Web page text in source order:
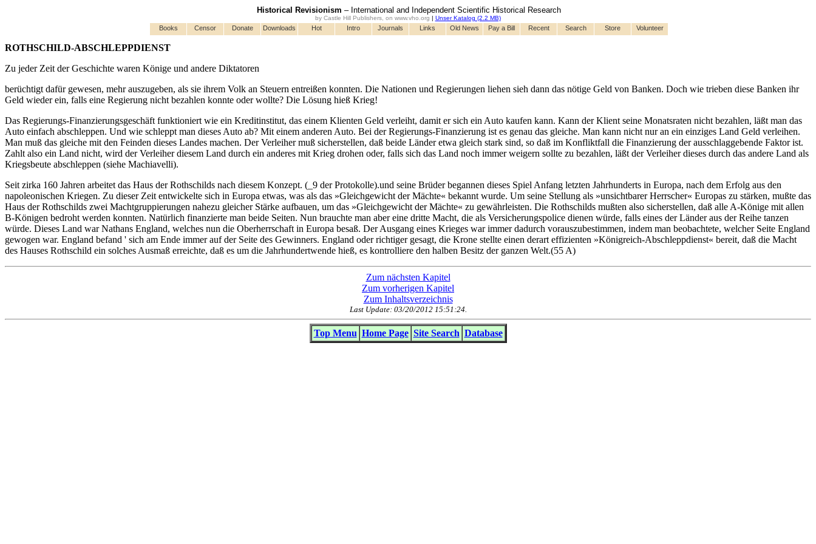
Historical Revisionism – International and Independent Scientific Historical Research
by Castle Hill Publishers, on www.vho.org | Unser Katalog (2.2 MB)
ROTHSCHILD-ABSCHLEPPDIENST
Zu jeder Zeit der Geschichte waren Könige und andere Diktatoren
berüchtigt dafür gewesen, mehr auszugeben, als sie ihrem Volk an Steuern entreißen konnten. Die Nationen und Regierungen liehen sieh dann das nötige Geld von Banken. Doch wie trieben diese Banken ihr
Geld wieder ein, falls eine Regierung nicht bezahlen konnte oder wollte? Die Lösung hieß Krieg!
Das Regierungs-Finanzierungsgeschäft funktioniert wie ein Kreditinstitut, das einem Klienten Geld verleiht, damit er sich ein Auto kaufen kann. Kann der Klient seine Monatsraten nicht bezahlen, läßt man das
Auto einfach abschleppen. Und wie schleppt man dieses Auto ab? Mit einem anderen Auto. Bei der Regierungs-Finanzierung ist es genau das gleiche. Man kann nicht nur an ein einziges Land Geld verleihen.
Man muß das gleiche mit den Feinden dieses Landes machen. Der Verleiher muß sicherstellen, daß beide Länder etwa gleich stark sind, so daß im Konfliktfall die Finanzierung der ausschlaggebende Faktor ist.
Zahlt also ein Land nicht, wird der Verleiher diesem Land durch ein anderes mit Krieg drohen oder, falls sich das Land noch immer weigern sollte zu bezahlen, läßt der Verleiher dieses durch das andere Land als
Kriegsbeute abschleppen (siehe Machiavelli).
Seit zirka 160 Jahren arbeitet das Haus der Rothschilds nach diesem Konzept. (_9 der Protokolle).und seine Brüder begannen dieses Spiel Anfang letzten Jahrhunderts in Europa, nach dem Erfolg aus den
napoleonischen Kriegen. Zu dieser Zeit entwickelte sich in Europa etwas, was als das »Gleichgewicht der Mächte« bekannt wurde. Um seine Stellung als »unsichtbarer Herrscher« Europas zu stärken, mußte das
Haus der Rothschilds zwei Machtgruppierungen nahezu gleicher Stärke aufbauen, um das »Gleichgewicht der Mächte« zu gewährleisten. Die Rothschilds mußten also sicherstellen, daß alle A-Könige mit allen
B-Königen bedroht werden konnten. Natürlich finanzierte man beide Seiten. Nun brauchte man aber eine dritte Macht, die als Versicherungspolice dienen würde, falls eines der Länder aus der Reihe tanzen
würde. Dieses Land war Nathans England, welches nun die Oberherrschaft in Europa besaß. Der Ausgang eines Krieges war immer dadurch vorauszubestimmen, indem man beobachtete, welcher Seite England
gewogen war. England befand ' sich am Ende immer auf der Seite des Gewinners. England oder richtiger gesagt, die Krone stellte einen derart effizienten »Königreich-Abschleppdienst« bereit, daß die Macht
des Hauses Rothschild ein solches Ausmaß erreichte, daß es um die Jahrhundertwende hieß, es kontrolliere den halben Besitz der ganzen Welt.(55 A)
Zum nächsten Kapitel
Zum vorherigen Kapitel
Zum Inhaltsverzeichnis
Last Update: 03/20/2012 15:51:24.
Top Menu Home Page Site Search Database
Books Censor Donate Downloads Hot Intro Journals Links Old News Pay a Bill Recent Search Store Volunteer